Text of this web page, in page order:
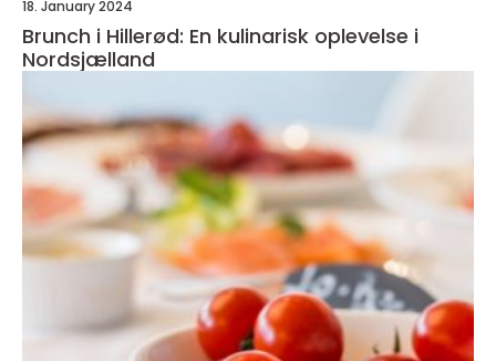
18. January 2024
Brunch i Hillerød: En kulinarisk oplevelse i
Nordsjælland